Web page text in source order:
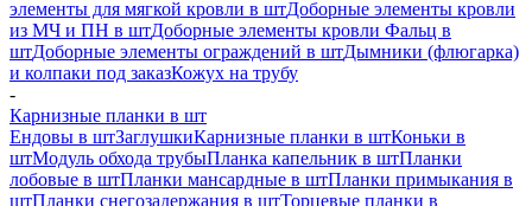
элементы для мягкой кровли в штДоборные элементы кровли
из МЧ и ПН в штДоборные элементы кровли Фальц в
штДоборные элементы ограждений в штДымники (флюгарка)
и колпаки под заказКожух на трубу
-
Карнизные планки в шт
Ендовы в штЗаглушкиКарнизные планки в штКоньки в
штМодуль обхода трубыПланка капельник в штПланки
лобовые в штПланки мансардные в штПланки примыкания в
штПланки снегозадержания в штТорцевые планки в